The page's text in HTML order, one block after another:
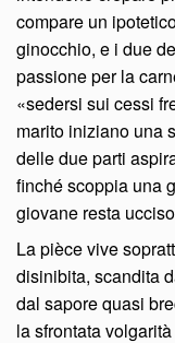
compare un
ginocchio, e i due
passione per la
«sedersi sui cessi
marito iniziano una
delle due parti
finché scoppia una
giovane resta
La pièce vive
disinibita, scandita
dal sapore quasi
la sfrontata